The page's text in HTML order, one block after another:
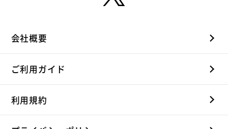
会社概要
ご利用ガイド
利用規約